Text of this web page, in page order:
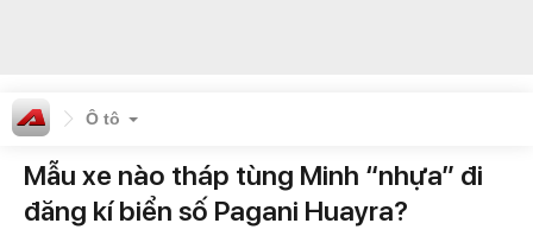
Ô tô
Mẫu xe nào tháp tùng Minh “nhựa” đi
đăng kí biển số Pagani Huayra?